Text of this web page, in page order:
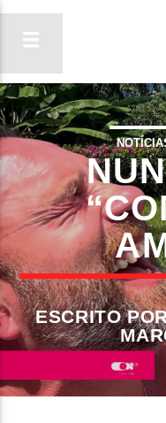
ESCRITO